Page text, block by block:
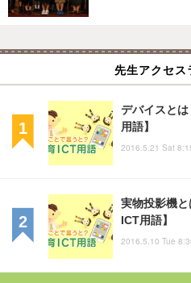
先生アクセス
デバイスと
用語】
2016.5.21 Sat
実物投影機
ICT用語】
2016.5.10 Tue